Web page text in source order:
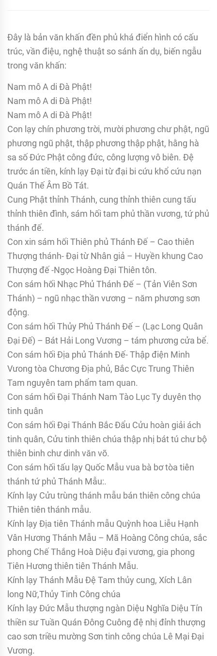
Đây là bản văn khấn đền phủ khá điển hình có cấu
trúc, vần điệu, nghệ thuật so sánh ẩn dụ, biến ngẫu
trong văn khấn:
Nam mô A di Đà Phật!
Nam mô A di Đà Phật!
Nam mô A di Đà Phật!
Con lạy chín phương trời, mười phương chư phật, ngũ
phương ngũ phật, thập phương thập phật, hằng hà
sa số Đức Phật công đức, công lượng vô biên. Đệ
trước án tiền, kính lạy Đại từ đại bi cứu khổ cứu nạn
Quán Thế Âm Bồ Tát.
Cung Phật thỉnh Thánh, cung thỉnh thiên cung tấu
thỉnh thiên đình, sám hối tam phủ thần vương, tứ phủ
thánh đế.
Con xin sám hối Thiên phủ Thánh Đế – Cao thiên
Thượng thánh- Đại từ Nhân giả – Huyền khung Cao
Thượng đế -Ngọc Hoàng Đại Thiên tôn.
Con sám hối Nhạc Phủ Thánh Đế – (Tản Viên Sơn
Thánh) – ngũ nhạc thần vương – năm phương sơn
động.
Con sám hối Thủy Phủ Thánh Đế – (Lạc Long Quân
Đại Đế) – Bát Hải Long Vương – tám phương cửa bể.
Con sám hối Địa phủ Thánh Đế- Thập điện Minh
Vưong tòa Chương Địa phủ, Bắc Cực Trung Thiên
Tam nguyên tam phẩm tam quan.
Con sám hối Đại Thánh Nam Tào Lục Ty duyên thọ
tinh quân
Con sám hối Đại Thánh Bắc Đẩu Cửu hoàn giải ách
tinh quân, Cửu tinh thiên chúa thập nhị bát tú chư bộ
thiên binh chư dinh văn võ.
Con sám hối tấu lạy Quốc Mẫu vua bà bơ tòa tiên
thánh tứ phủ Thánh Mẫu:.
Kính lạy Cửu trùng thánh mẫu bán thiên công chúa
Thiên tiên thánh mẫu.
Kính lạy Địa tiên Thánh mẫu Quỳnh hoa Liễu Hạnh
Vân Hương Thánh Mẫu – Mã Hoàng Công chúa, sắc
phong Chế Thắng Hoà Diệu đại vương, gia phong
Tiên Hương thiên tiên Thánh Mẫu.
Kính lạy Thánh Mẫu Đệ Tam thủy cung, Xích Lân
long Nữ,Thủy Tinh Công chúa
Kính lạy Đức Mẫu thượng ngàn Diệu Nghĩa Diệu Tín
thiền sư Tuần Quán Đông Cuông đệ nhị đỉnh thượng
cao sơn triều mường Sơn tinh công chúa Lê Mại Đại
Vương.